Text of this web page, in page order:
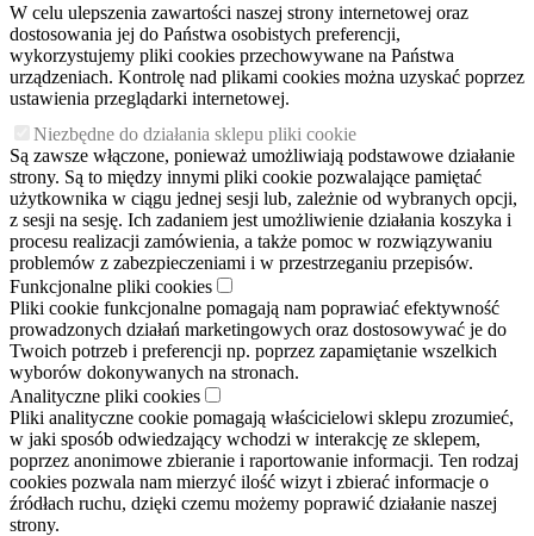
W celu ulepszenia zawartości naszej strony internetowej oraz
dostosowania jej do Państwa osobistych preferencji,
wykorzystujemy pliki cookies przechowywane na Państwa
urządzeniach. Kontrolę nad plikami cookies można uzyskać poprzez
ustawienia przeglądarki internetowej.
Niezbędne do działania sklepu pliki cookie
Są zawsze włączone, ponieważ umożliwiają podstawowe działanie
strony. Są to między innymi pliki cookie pozwalające pamiętać
użytkownika w ciągu jednej sesji lub, zależnie od wybranych opcji,
z sesji na sesję. Ich zadaniem jest umożliwienie działania koszyka i
procesu realizacji zamówienia, a także pomoc w rozwiązywaniu
problemów z zabezpieczeniami i w przestrzeganiu przepisów.
Funkcjonalne pliki cookies
Pliki cookie funkcjonalne pomagają nam poprawiać efektywność
prowadzonych działań marketingowych oraz dostosowywać je do
Twoich potrzeb i preferencji np. poprzez zapamiętanie wszelkich
wyborów dokonywanych na stronach.
Analityczne pliki cookies
Pliki analityczne cookie pomagają właścicielowi sklepu zrozumieć,
w jaki sposób odwiedzający wchodzi w interakcję ze sklepem,
poprzez anonimowe zbieranie i raportowanie informacji. Ten rodzaj
cookies pozwala nam mierzyć ilość wizyt i zbierać informacje o
źródłach ruchu, dzięki czemu możemy poprawić działanie naszej
strony.